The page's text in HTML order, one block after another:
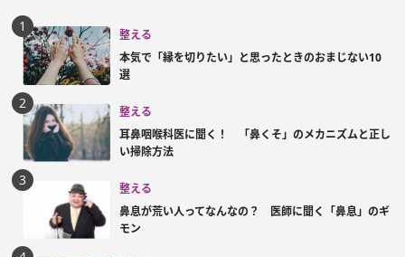
整える
本気で「縁を切りたい」と思ったときのおまじない10
選
整える
耳鼻咽喉科医に聞く！ 「鼻くそ」のメカニズムと正し
い掃除方法
整える
鼻息が荒い人ってなんなの？ 医師に聞く「鼻息」のギ
モン